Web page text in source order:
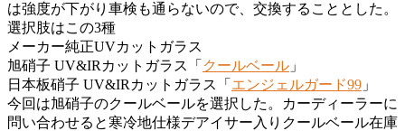
は強度が下がり車検も通らないので、交換することとした。
選択肢はこの3種
メーカー純正UVカットガラス
旭硝子 UV&IRカットガラス「 クールベール 」
日本板硝子 UV&IRカットガラス「 エンジェルガード99 」
今回は旭硝子のクールベールを選択した。カーディーラーに
問い合わせると寒冷地仕様デアイサー入りクールベール在庫